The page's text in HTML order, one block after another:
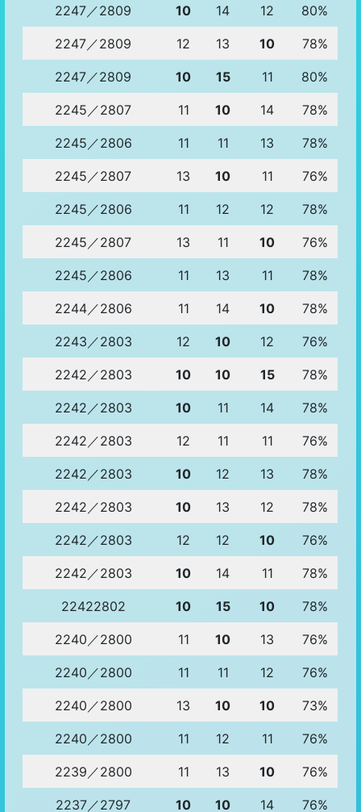
2247／2809 10 14 12 80%
2247／2809 12 13 10 78%
2247／2809 10 15 11 80%
2245／2807 11 10 14 78%
2245／2806 11 11 13 78%
2245／2807 13 10 11 76%
2245／2806 11 12 12 78%
2245／2807 13 11 10 76%
2245／2806 11 13 11 78%
2244／2806 11 14 10 78%
2243／2803 12 10 12 76%
2242／2803 10 10 15 78%
2242／2803 10 11 14 78%
2242／2803 12 11 11 76%
2242／2803 10 12 13 78%
2242／2803 10 13 12 78%
2242／2803 12 12 10 76%
2242／2803 10 14 11 78%
22422802 10 15 10 78%
2240／2800 11 10 13 76%
2240／2800 11 11 12 76%
2240／2800 13 10 10 73%
2240／2800 11 12 11 76%
2239／2800 11 13 10 76%
2237／2797 10 10 14 76%